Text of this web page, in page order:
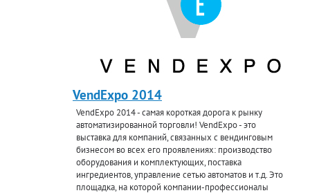
VendExpo 2014
VendExpo 2014 - самая короткая дорога к рынку
автоматизированной торговли! VendExpo - это
выставка для компаний, связанных с вендинговым
бизнесом во всех его проявлениях: производство
оборудования и комплектующих, поставка
ингредиентов, управление сетью автоматов и т.д. Это
площадка, на которой компании-профессионалы